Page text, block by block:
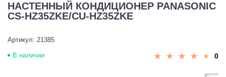
НАСТЕННЫЙ КОНДИЦИОНЕР PANASONIC
CS-HZ35ZKE/CU-HZ35ZKE
Артикул: 21385
В наличии 0